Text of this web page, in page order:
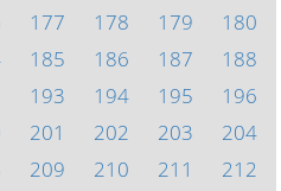
177 178 179
180
185 186 187
188
193 194 195
196
201 202 203
204
209 210 211
212